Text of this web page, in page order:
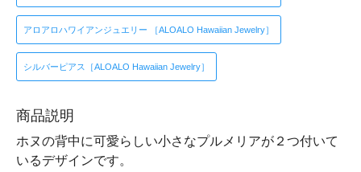
アロアロハワイアンジュエリー ［ALOALO Hawaiian Jewelry］
シルバーピアス［ALOALO Hawaiian Jewelry］
商品説明
ホヌの背中に可愛らしい小さなプルメリアが２つ付いて
いるデザインです。